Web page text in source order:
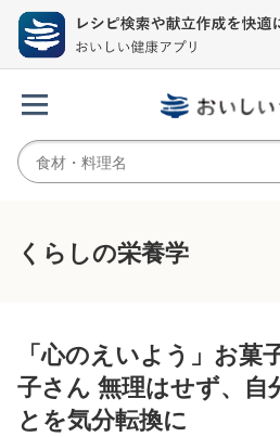
くらしの栄養学
「心のえいよう」お
子さん 無理はせず、自
とを気分転換に